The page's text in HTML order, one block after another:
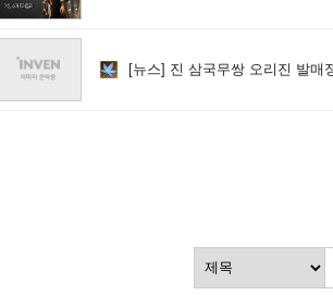
[뉴스] 진 삼국무쌍 오리진 발매정